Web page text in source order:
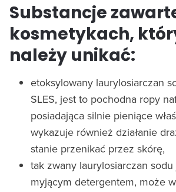
Substancje
kosmetykach,
należy unikać:
etoksylowany laurylosiarczan
SLES, jest to pochodna ropy
posiadająca silnie pieniące
wykazuje również działanie
stanie przenikać przez skórę,
tak zwany laurylosiarczan
myjącym detergentem, może